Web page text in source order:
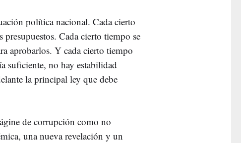
política nacional. Cada cierto
Cada cierto tiempo se
aprobarlos. Y cada cierto tiempo
suficiente, no hay estabilidad
la principal ley que debe
de corrupción como no
una nueva revelación y un